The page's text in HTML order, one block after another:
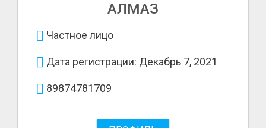
АЛМАЗ
Частное лицо
Дата регистрации: Декабрь 7, 2021
89874781709